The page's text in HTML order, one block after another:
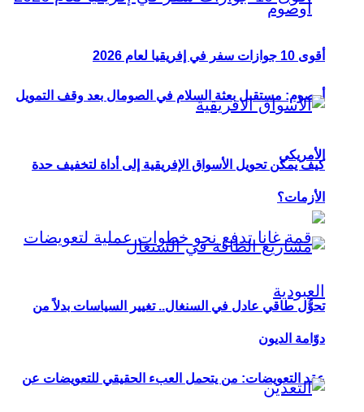
أوصوم: مستقبل بعثة السلام في الصومال بعد وقف التمويل
الأمريكي
عقد التعويضات: من يتحمل العبء الحقيقي للتعويضات عن
أقوى 10 جوازات سفر في إفريقيا لعام 2026
كيف يمكن تحويل الأسواق الإفريقية إلى أداة لتخفيف حدة
الأزمات؟
تحوُّل طاقي عادل في السنغال.. تغيير السياسات بدلاً من
دوّامة الديون